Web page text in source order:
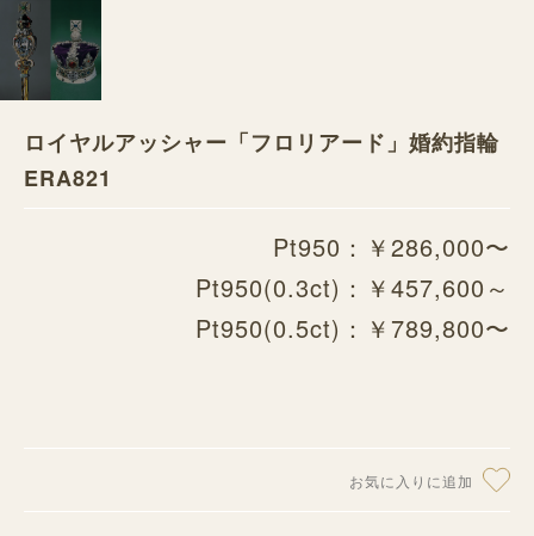
ロイヤルアッシャー「フロリアード」婚約指輪
ERA821
Pt950：￥286,000〜
Pt950(0.3ct)：￥457,600～
Pt950(0.5ct)：￥789,800〜
お気に入りに追加